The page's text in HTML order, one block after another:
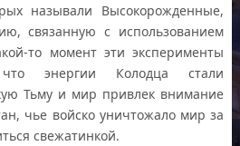
называли Высокорожденные,
связанную с использованием
то момент эти эксперименты
энергии Колодца стали
Тьму и мир привлек внимание
чье войско уничтожало мир за
свежатинкой.